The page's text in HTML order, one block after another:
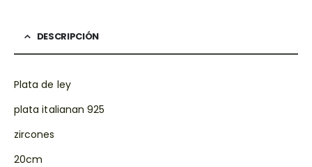
DESCRIPCIÓN
Plata de ley
plata italianan 925
zircones
20cm